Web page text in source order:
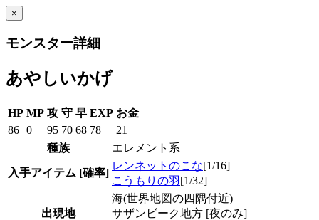
×
モンスター詳細
あやしいかげ
HP MP 攻 守 早 EXP お金
86 0 95 70 68 78
21
種族
エレメント系
入手アイテム [確率]
レンネットのこな[1/16]
こうもりの羽 [1/32]
出現地
海(世界地図の四隅付近)
サザンビーク地方 [夜のみ]